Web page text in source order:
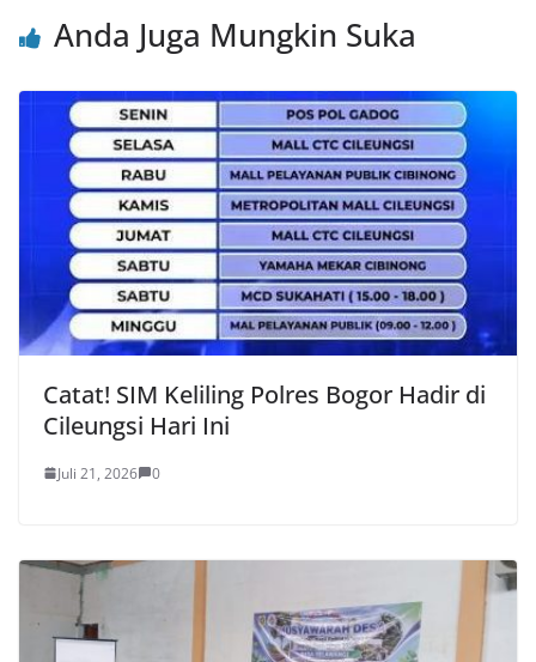
Anda Juga Mungkin Suka
Catat! SIM Keliling Polres Bogor Hadir di
Cileungsi Hari Ini
Juli 21, 2026 0